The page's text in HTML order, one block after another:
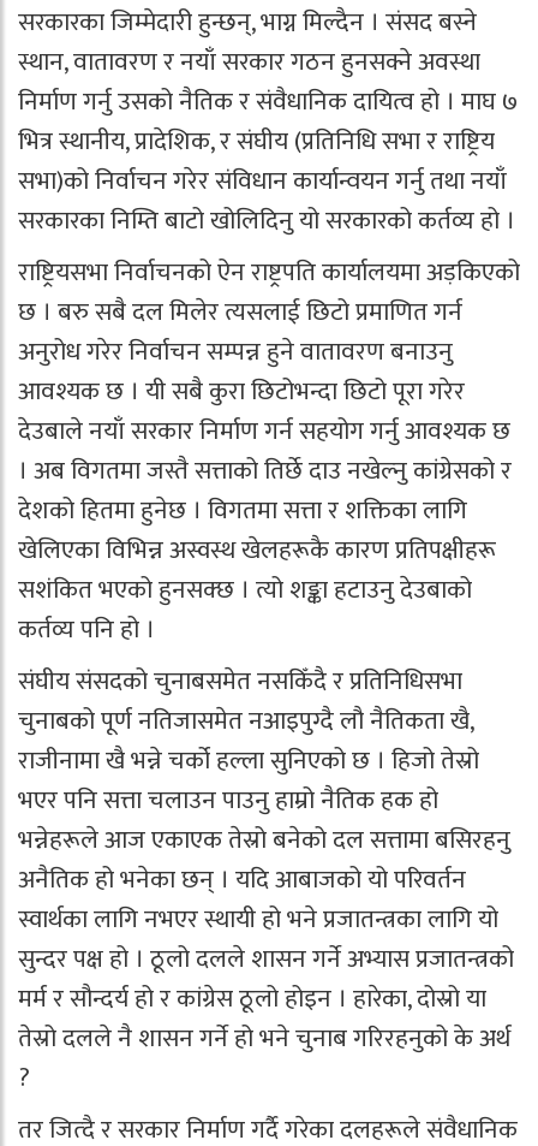
सरकारका जिम्मेदारी हुन्छन्, भाग्न मिल्दैन । संसद बस्ने
स्थान, वातावरण र नयाँ सरकार गठन हुनसक्ने अवस्था
निर्माण गर्नु उसको नैतिक र संवैधानिक दायित्व हो । माघ ७
भित्र स्थानीय, प्रादेशिक, र संघीय (प्रतिनिधि सभा र राष्ट्रिय
सभा)को निर्वाचन गरेर संविधान कार्यान्वयन गर्नु तथा नयाँ
सरकारका निम्ति बाटो खोलिदिनु यो सरकारको कर्तव्य हो ।
राष्ट्रियसभा निर्वाचनको ऐन राष्ट्रपति कार्यालयमा अड़किएको
छ । बरु सबै दल मिलेर त्यसलाई छिटो प्रमाणित गर्न
अनुरोध गरेर निर्वाचन सम्पन्न हुने वातावरण बनाउनु
आवश्यक छ । यी सबै कुरा छिटोभन्दा छिटो पूरा गरेर
देउबाले नयाँ सरकार निर्माण गर्न सहयोग गर्नु आवश्यक छ
। अब विगतमा जस्तै सत्ताको तिर्छे दाउ नखेल्नु कांग्रेसको र
देशको हितमा हुनेछ । विगतमा सत्ता र शक्तिका लागि
खेलिएका विभिन्न अस्वस्थ खेलहरूकै कारण प्रतिपक्षीहरू
सशंकित भएको हुनसक्छ । त्यो शङ्का हटाउनु देउबाको
कर्तव्य पनि हो ।
संघीय संसदको चुनाबसमेत नसकिँदै र प्रतिनिधिसभा
चुनाबको पूर्ण नतिजासमेत नआइपुग्दै लौ नैतिकता खै,
राजीनामा खै भन्ने चर्को हल्ला सुनिएको छ । हिजो तेस्रो
भएर पनि सत्ता चलाउन पाउनु हाम्रो नैतिक हक हो
भन्नेहरूले आज एकाएक तेस्रो बनेको दल सत्तामा बसिरहनु
अनैतिक हो भनेका छन् । यदि आबाजको यो परिवर्तन
स्वार्थका लागि नभएर स्थायी हो भने प्रजातन्त्रका लागि यो
सुन्दर पक्ष हो । ठूलो दलले शासन गर्ने अभ्यास प्रजातन्त्रको
मर्म र सौन्दर्य हो र कांग्रेस ठूलो होइन । हारेका, दोस्रो या
तेस्रो दलले नै शासन गर्ने हो भने चुनाब गरिरहनुको के अर्थ
?
तर जित्दै र सरकार निर्माण गर्दै गरेका दलहरूले संवैधानिक